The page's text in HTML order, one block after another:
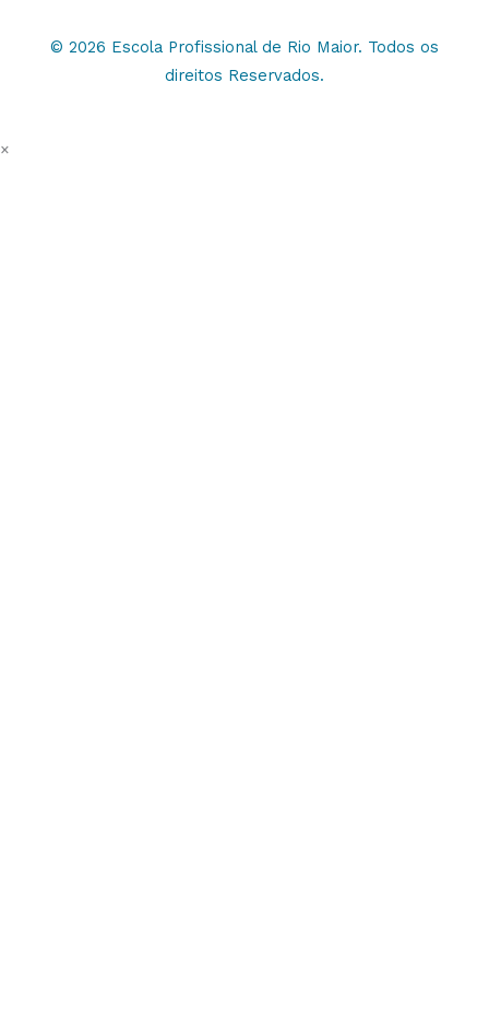
© 2026 Escola Profissional de Rio Maior. Todos os
direitos Reservados.
×